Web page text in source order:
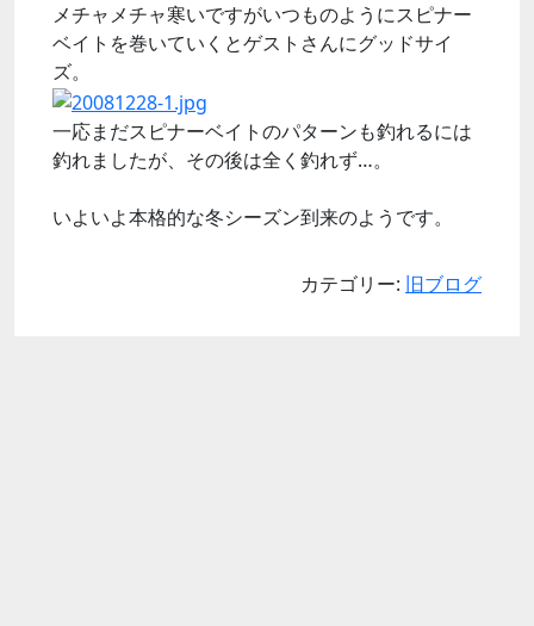
メチャメチャ寒いですがいつものようにスピナー
ベイトを巻いていくとゲストさんにグッドサイ
ズ。
一応まだスピナーベイトのパターンも釣れるには
釣れましたが、その後は全く釣れず…。
いよいよ本格的な冬シーズン到来のようです。
カテゴリー: 旧ブログ